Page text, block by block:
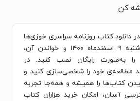
کن
دانلود کتاب روزنامه سراسری خوزی‌ها
ـ شماره ۳۱۶ ـ دوشنبه ۹ اسفندماه ۱۴۰۰ و خواندن آن،
را به‌صورت رایگان نصب کنید. در
مطالعه‌ی خود را شخصی‌سازی کنید و
کتاب‌ها را همیشه و همه‌جا تجربه
آسان، امکان خرید هزاران کتاب